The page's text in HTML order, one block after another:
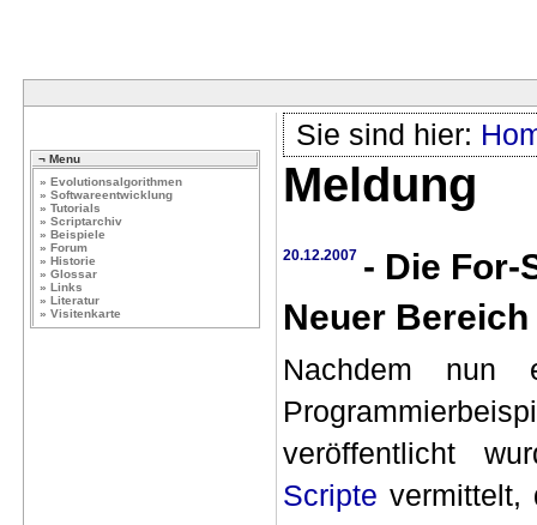
Sie sind hier:
Meldung
20.12.2007 - Die For-
Neuer
Nachdem nun
veröffentlicht
Scripte vermittelt,
¬ Menu
» Evolutionsalgorithmen
» Softwareentwicklung
» Tutorials
» Scriptarchiv
» Beispiele
» Forum
» Historie
» Glossar
» Links
» Literatur
» Visitenkarte